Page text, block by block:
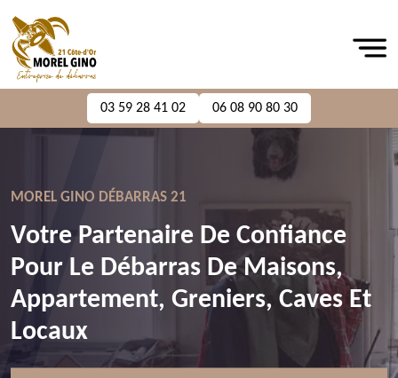
03 59 28 41 02 06 08 90 80 30
MOREL GINO DÉBARRAS 21
Votre Partenaire De Confiance
Pour Le Débarras De Maisons,
Appartement, Greniers, Caves Et
Locaux